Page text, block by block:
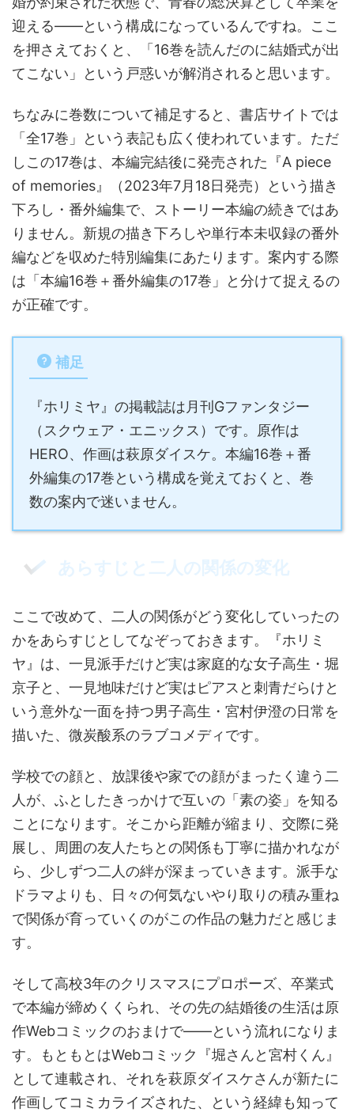
迎える――という構成になっているんですね。ここ
を押さえておくと、「16巻を読んだのに結婚式が出
てこない」という戸惑いが解消されると思います。
ちなみに巻数について補足すると、書店サイトでは
「全17巻」という表記も広く使われています。ただ
しこの17巻は、本編完結後に発売された『A piece
of memories』（2023年7月18日発売）という描き
下ろし・番外編集で、ストーリー本編の続きではあ
りません。新規の描き下ろしや単行本未収録の番外
編などを収めた特別編集にあたります。案内する際
は「本編16巻＋番外編集の17巻」と分けて捉えるの
が正確です。
補足
『ホリミヤ』の掲載誌は月刊Gファンタジー
（スクウェア・エニックス）です。原作は
HERO、作画は萩原ダイスケ。本編16巻＋番
外編集の17巻という構成を覚えておくと、巻
数の案内で迷いません。
あらすじと二人の関係の変化
ここで改めて、二人の関係がどう変化していったの
かをあらすじとしてなぞっておきます。『ホリミ
ヤ』は、一見派手だけど実は家庭的な女子高生・堀
京子と、一見地味だけど実はピアスと刺青だらけと
いう意外な一面を持つ男子高生・宮村伊澄の日常を
描いた、微炭酸系のラブコメディです。
学校での顔と、放課後や家での顔がまったく違う二
人が、ふとしたきっかけで互いの「素の姿」を知る
ことになります。そこから距離が縮まり、交際に発
展し、周囲の友人たちとの関係も丁寧に描かれなが
ら、少しずつ二人の絆が深まっていきます。派手な
ドラマよりも、日々の何気ないやり取りの積み重ね
で関係が育っていくのがこの作品の魅力だと感じま
す。
そして高校3年のクリスマスにプロポーズ、卒業式
で本編が締めくくられ、その先の結婚後の生活は原
作Webコミックのおまけで――という流れになりま
す。もともとはWebコミック『堀さんと宮村くん』
として連載され、それを萩原ダイスケさんが新たに
作画してコミカライズされた、という経緯も知って